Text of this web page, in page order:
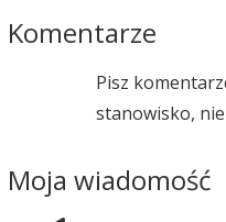
Komentarze
Pisz
stanowisko,
Moja wiadomość